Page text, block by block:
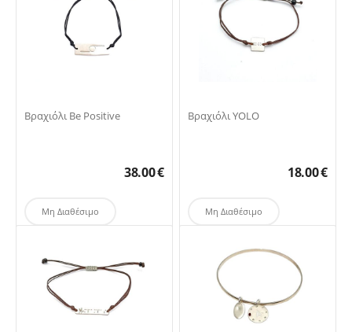
Βραχιόλι Be Positive
38.00€
Μη Διαθέσιμο
Βραχιόλι YOLO
18.00€
Μη Διαθέσιμο